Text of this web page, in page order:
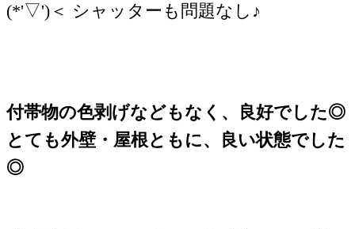
(*'▽')＜ シャッターも問題なし♪
付帯物の色剥げなどもなく、良好でした◎
とても外壁・屋根ともに、良い状態でした
◎